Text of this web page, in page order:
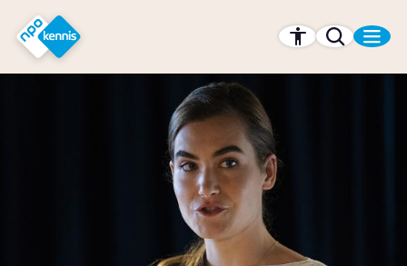
Hét kennisplatform van de NPO